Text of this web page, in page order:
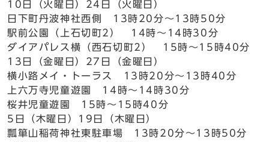
10日（火曜日）24日（火曜日）
日下町丹波神社西側 13時20分～13時50分
駅前公園（上石切町2） 14時～14時30分
ダイアパレス横（西石切町2） 15時～15時40分
13日（金曜日）27日（金曜日）
横小路メイ・トーラス 13時20分～13時40分
上六万寺児童遊園 14時～14時30分
桜井児童遊園 15時～15時40分
5日（木曜日）19日（木曜日）
瓢箪山稲荷神社東駐車場 13時20分～13時50分